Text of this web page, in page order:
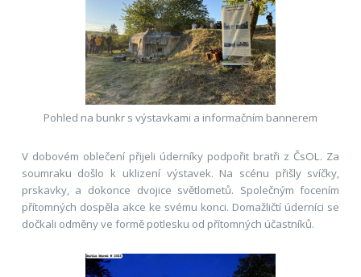
Pohled na bunkr s výstavkami a informačním bannerem
V dobovém oblečení přijeli úderníky podpořit bratři z ČsOL. Za
soumraku došlo k uklizení výstavek. Na scénu přišly svíčky,
prskavky, a dokonce dvojice světlometů. Společným focením
přítomných dospěla akce ke svému konci. Domažličtí úderníci se
dočkali odměny ve formě potlesku od přítomných účastníků.